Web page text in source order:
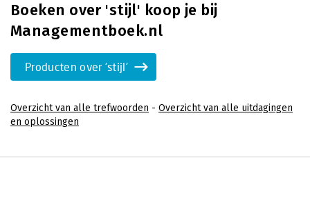
Boeken over 'stijl' koop je bij
Managementboek.nl
Producten over 'stijl'
Overzicht van alle trefwoorden - Overzicht van alle uitdagingen
en oplossingen